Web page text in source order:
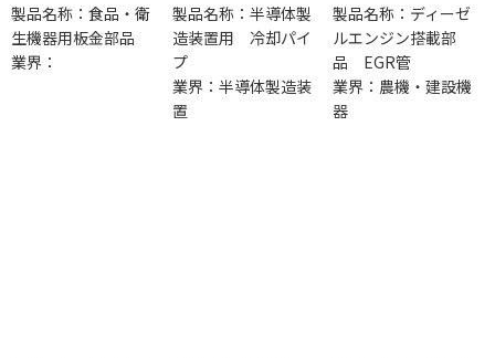
製品名称：食品・衛
生機器用板金部品
業界：
製品名称：半導体製
造装置用 冷却パイ
プ
業界：半導体製造装
置
製品名称：ディーゼ
ルエンジン搭載部
品 EGR管
業界：農機・建設機
器